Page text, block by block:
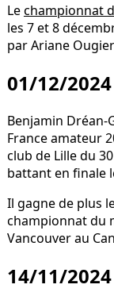
Lechampionnat
les 7 et 8
par Ariane
01/12/2024
Benjamin
France amateur
club de Lille du
battant en finale
Il gagne de plus
championnat du
Vancouver au
14/11/2024